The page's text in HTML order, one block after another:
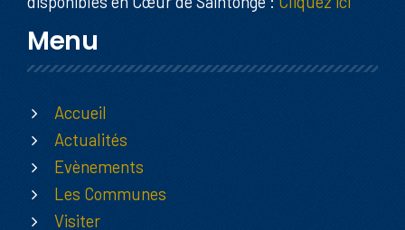
Menu
Accueil
Actualités
Evènements
Les Communes
Visiter